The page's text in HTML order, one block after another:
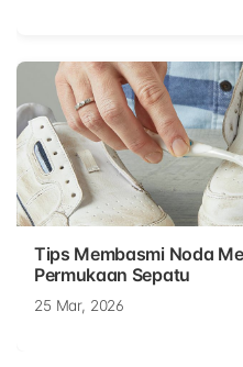
Tips Membasmi Noda
Permukaan Sepatu
25 Mar, 2026